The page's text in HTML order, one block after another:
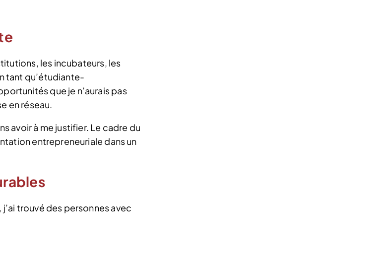
les incubateurs, les
tant qu’étudiante-
que je n’aurais pas
en réseau.
avoir à me justifier. Le cadre du
entrepreneuriale dans un
trouvé des personnes avec